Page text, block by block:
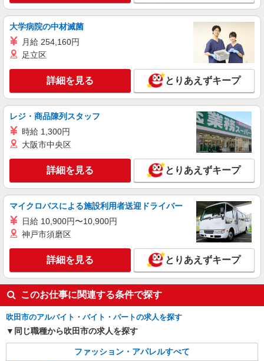
て 】 ─────────── ┗昇給あり ┗賞与有 ┗イ
ンセンティブあり ※店舗予算達成に応じ支給（個
人予算無） 試用期間あり 試用・研修期間：6ヶ月
試用・研修期間の条件：給与条件が異なる 【給
与】 本採用と異なる 基本給 : 日給 9,600円
キープ 詳細を見る
アルバイト パート
URBAN RESEARCH
販売業務（店頭）
アルバイト・パート：時給1,200円〜
大阪府吹田市千里万博公園2-1 EXPOCITY
詳細を見る
正社員
FREAK’S STORE
アパレル接客販売スタッフ
正社員：月給220,000円〜280,000円＋残業
代・賞与別途支給 ※スキル・経験・前職給与を考
慮し決定いたします ※賞与年2回 ※社員割引制度
あり！
大阪府吹田市千里万博公園2-1 EXPOCITY
詳細を見る
大学病院の中材滅菌
月給 254,160円
足立区
詳細を見る とりあえずキープ
レジ・商品陳列スタッフ
時給 1,300円
大阪市中央区
詳細を見る とりあえずキープ
マイクロバスによる施設利用者送迎ドライバー
日給 10,900円〜10,900円
神戸市須磨区
詳細を見る とりあえずキープ
このお仕事に関連する条件で探す
吹田市のアルバイト・バイト・パートの求人を探す
同じ職種から吹田市の求人を探す
ファッション・アパレルすべて